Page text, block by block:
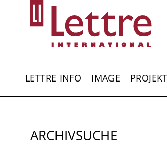
LETTRE INFO IMAGE
ARCHIVSUCHE